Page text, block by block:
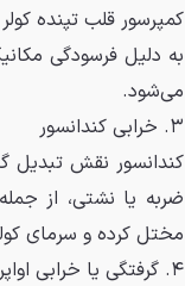
کمپرسور قلب تپنده
به دلیل فرسودگی
می‌شود.
۳. خرابی کندانسور
کندانسور نقش تبدیل
ضربه یا نشتی، از
مختل کرده و سرمای
۴. گرفتگی یا خرابی اواپراتور